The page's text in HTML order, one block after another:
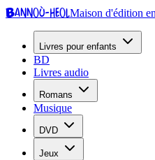
Bannoù-heolMaison d'édition
Livres pour enfants
BD
Livres audio
Romans
Musique
DVD
Jeux